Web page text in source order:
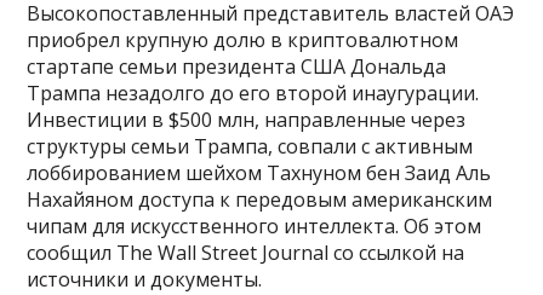
Высокопоставленный представитель властей ОАЭ
приобрел крупную долю в криптовалютном
стартапе семьи президента США Дональда
Трампа незадолго до его второй инаугурации.
Инвестиции в $500 млн, направленные через
структуры семьи Трампа, совпали с активным
лоббированием шейхом Тахнуном бен Заид Аль
Нахайяном доступа к передовым американским
чипам для искусственного интеллекта. Об этом
сообщил The Wall Street Journal со ссылкой на
источники и документы.